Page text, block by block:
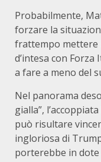
Probabilmente,
forzare la
frattempo mettere
d’intesa con
a fare a meno del
Nel panorama
gialla”,
può risultare
ingloriosa di
porterebbe in